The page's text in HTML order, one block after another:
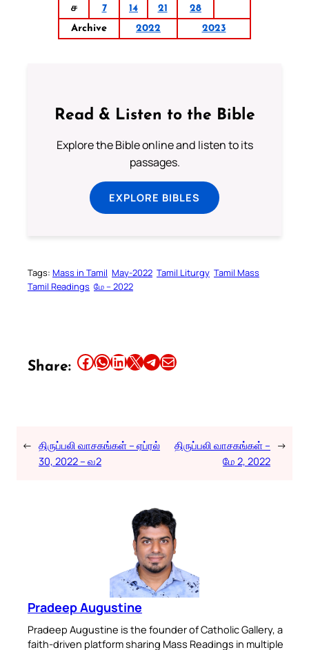
ச
7 14 21
28
Archive
2022 2023
Read & Listen to the Bible
Explore the Bible online and listen to its
passages.
EXPLORE BIBLES
Tags: Mass in Tamil May-2022 Tamil Liturgy Tamil Mass
Tamil Readings மே – 2022
Share: Share this article on Facebook Share this article on WhatsApp Share this article on LinkedIn Share this article on X Share this article on TelegramEmail this Article
← திருப்பலி வாசகங்கள் – ஏப்ரல்
30, 2022 – வ2
திருப்பலி வாசகங்கள் –
மே 2, 2022
→
Pradeep Augustine
Pradeep Augustine is the founder of Catholic Gallery, a
faith-driven platform sharing Mass Readings in multiple